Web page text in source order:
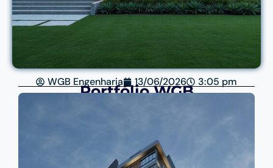
WGB Engenharia 13/06/2026 3:05 pm
Portfólio WGB